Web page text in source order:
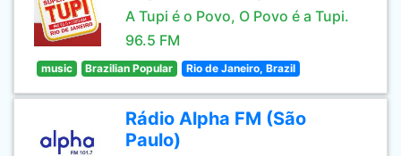
A Tupi é o Povo, O Povo é a Tupi.
96.5 FM
music Brazilian Popular Rio de Janeiro, Brazil
Rádio Alpha FM (São
Paulo)